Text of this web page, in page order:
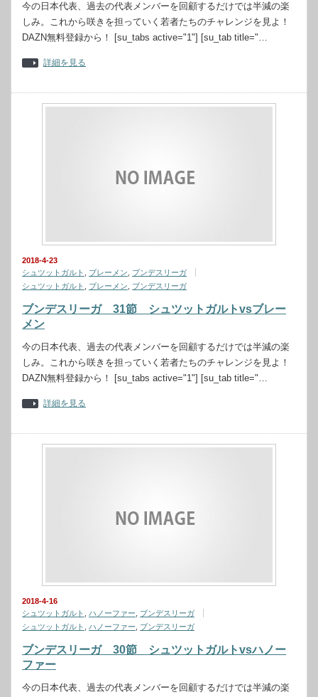
今の日本代表、過去の代表メンバーを回顧するだけでは半減の楽
しみ。これから咲きを担っていく若者たちのチャレンジを見よ！
DAZN無料登録から！ [su_tabs active="1"] [su_tab title="…
詳細を見る
2018-4-23
シュツットガルト
ブレーメン
ブンデスリーガ
シュツットガルト
ブレーメン ブンデスリーガ
ブンデスリーガ 31節 シュツットガルトvsブレー
メン
今の日本代表、過去の代表メンバーを回顧するだけでは半減の楽
しみ。これから咲きを担っていく若者たちのチャレンジを見よ！
DAZN無料登録から！ [su_tabs active="1"] [su_tab title="…
詳細を見る
2018-4-16
シュツットガルト
ハノーファー
ブンデスリーガ
シュツットガルト
ハノーファー ブンデスリーガ
ブンデスリーガ 30節 シュツットガルトvsハノー
ファー
今の日本代表、過去の代表メンバーを回顧するだけでは半減の楽